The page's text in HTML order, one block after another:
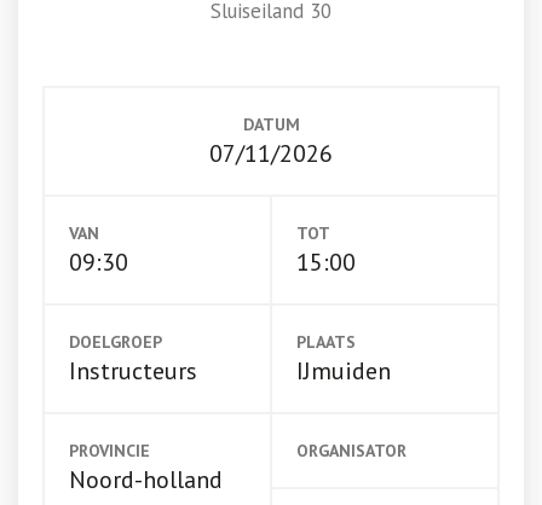
Sluiseiland 30
DATUM
07/11/2026
VAN
09:30
TOT
15:00
DOELGROEP
Instructeurs
PLAATS
IJmuiden
PROVINCIE
Noord-holland
ORGANISATOR